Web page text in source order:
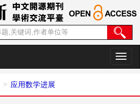
切
换
应用数学进展